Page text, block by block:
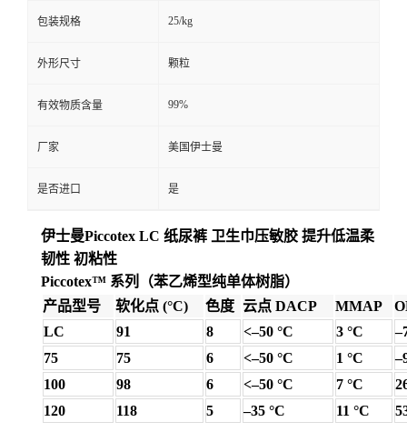
包装规格 25/kg
外形尺寸 颗粒
有效物质含量 99%
厂家 美国伊士曼
是否进口 是
伊士曼Piccotex LC 纸尿裤 卫生巾压敏胶 提升低温柔
韧性 初粘性
Piccotex™ 系列（苯乙烯型纯单体树脂）
产品型号
软化点 (°C) 色度 云点 DACP MMAP
LC
91 8 <–50 °C 3 °C
75
75 6 <–50 °C 1 °C
100
98 6 <–50 °C 7 °C
120
118 5 –35 °C 11 °C